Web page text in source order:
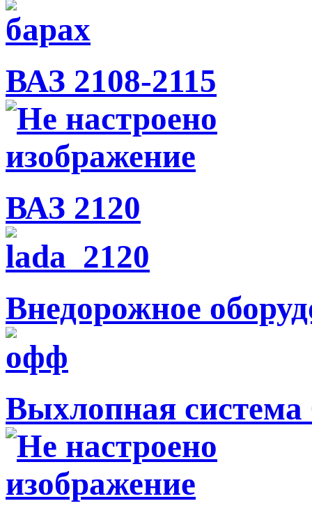
ВАЗ 2108-2115
ВАЗ 2120
Внедорожное
Выхлопная система